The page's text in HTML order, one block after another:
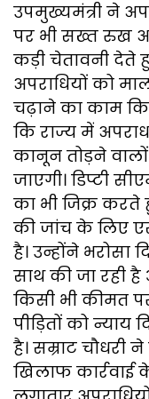
उपमुख्यमंत्री ने
पर भी सख्त रुख
कड़ी चेतावनी देते
अपराधियों को
चढ़ाने का काम
कि राज्य में
कानून तोड़ने
जाएगी। डिप्टी
का भी जिक्र करते
की जांच के लिए
है। उन्होंने भरोसा
साथ की जा रही है
किसी भी कीमत
पीड़ितों को न्याय
है। सम्राट चौधरी
खिलाफ कार्रवाई